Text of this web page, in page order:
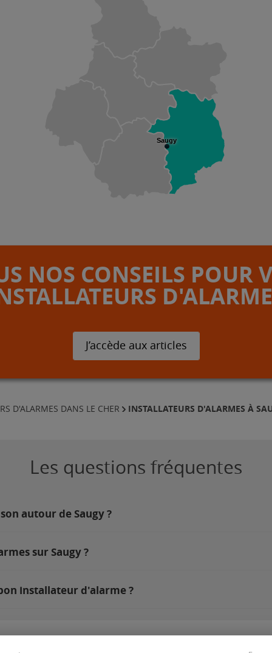
Saugy
NOS CONSEILS POUR
J’accède aux articles
D'ALARMES DANS LE CHER INSTALLATEURS D'ALARMES À
Les questions fréquentes
autour de Saugy ?
sur Saugy ?
installateur d'alarme ?